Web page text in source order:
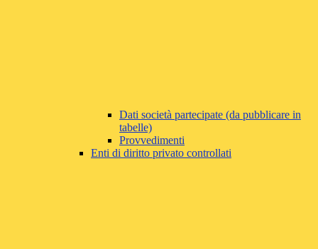
Dati società partecipate (da pubblicare in
tabelle)
Provvedimenti
Enti di diritto privato controllati